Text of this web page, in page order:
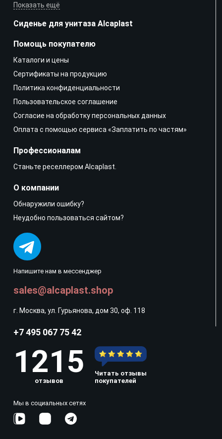
Показать ещё
Сиденье для унитаза Alcaplast
Напишите нам в мессенджер
sales@alcaplast.shop
г. Москва, ул. Гурьянова, дом 30, оф. 118
Помощь покупателю
Каталоги и цены
Сертификаты на продукцию
Политика конфиденциальности
Пользовательское соглашение
Согласие на обработку персональных данных
Оплата с помощью сервиса «Заплатить по частям»
Профессионалам
Станьте реселлером Alcaplast.
О компании
Обнаружили ошибку?
Неудобно пользоваться сайтом?
+7 495 067 75 42
1215
отзывов
Читать отзывы
покупателей
Мы в социальных сетях